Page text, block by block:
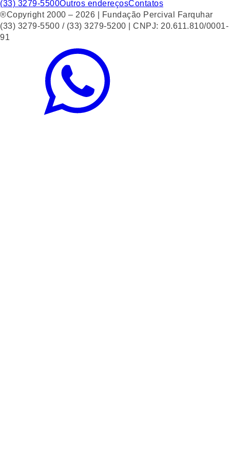
(33) 3279-5500Outros endereçosContatos
®Copyright 2000 – 2026 | Fundação Percival Farquhar
(33) 3279-5500 / (33) 3279-5200 | CNPJ: 20.611.810/0001-
91